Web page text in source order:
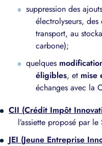
suppression des
électrolyseurs,
transport, au
carbone);
quelques
éligibles, et mise
échanges avec la
CII (Crédit Impôt
l’assiette proposé par le
JEI (Jeune Entreprise